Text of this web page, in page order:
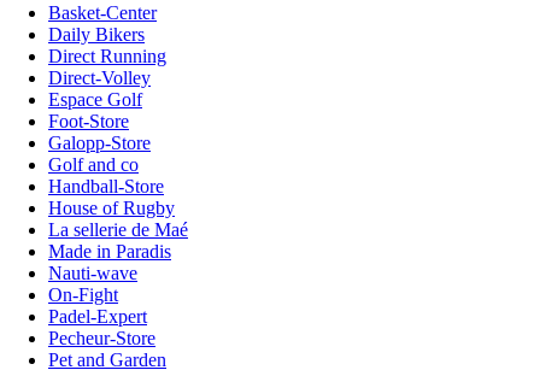
Basket-Center
Daily Bikers
Direct Running
Direct-Volley
Espace Golf
Foot-Store
Galopp-Store
Golf and co
Handball-Store
House of Rugby
La sellerie de Maé
Made in Paradis
Nauti-wave
On-Fight
Padel-Expert
Pecheur-Store
Pet and Garden